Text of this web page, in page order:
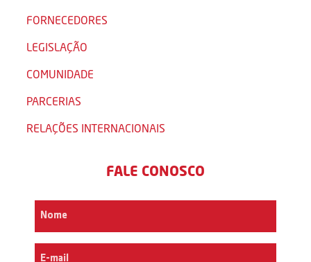
FORNECEDORES
LEGISLAÇÃO
COMUNIDADE
PARCERIAS
RELAÇÕES INTERNACIONAIS
FALE CONOSCO